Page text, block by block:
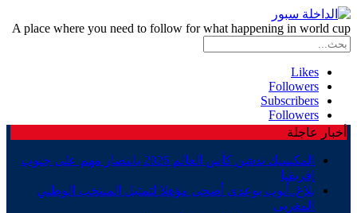
A place where you need to follow for what happening in world cup
Likes
Followers
Subscribers
Followers
أخبار عاجلة
المكسيك تدشن كأس العالم 2026 بانتصار مهم على جنوب
إفريقيا
بلاغ..أيوب بوعدي أضحى مؤهلا لتمثيل المنتخب الوطني
المغربي